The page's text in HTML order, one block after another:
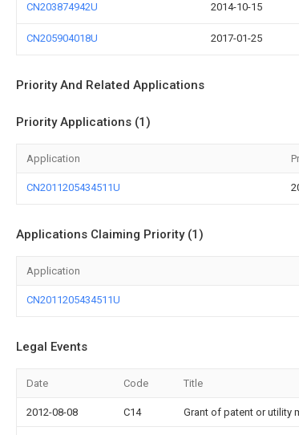
CN203874942U 2014-10-15
CN205904018U 2017-01-25
Priority And Related Applications
Priority Applications (1)
Application
CN2011205434511U
Applications Claiming Priority (1)
Application
CN2011205434511U
Legal Events
Date Code Title
2012-08-08 C14 Grant of patent or utility